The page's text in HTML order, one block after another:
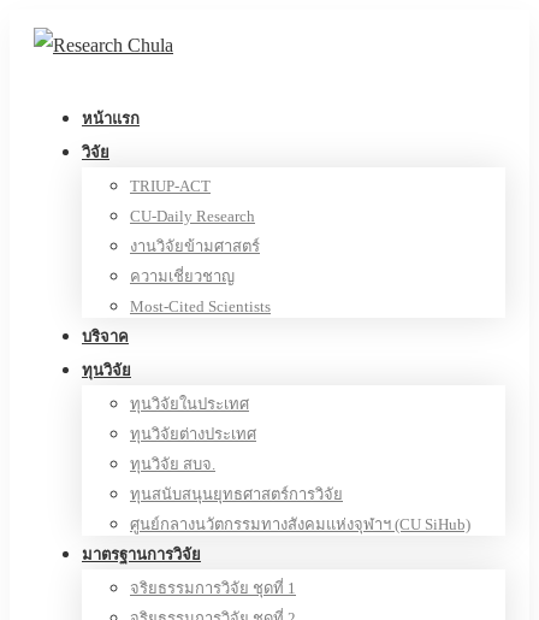
หน้าแรก
วิจัย
TRIUP-ACT
CU-Daily Research
งานวิจัยข้ามศาสตร์
ความเชี่ยวชาญ
Most-Cited Scientists
บริจาค
ทุนวิจัย
ทุนวิจัยในประเทศ
ทุนวิจัยต่างประเทศ
ทุนวิจัย สบจ.
ทุนสนับสนุนยุทธศาสตร์การวิจัย
ศูนย์กลางนวัตกรรมทางสังคมแห่งจุฬาฯ (CU SiHub)
มาตรฐานการวิจัย
จริยธรรมการวิจัย ชุดที่ 1